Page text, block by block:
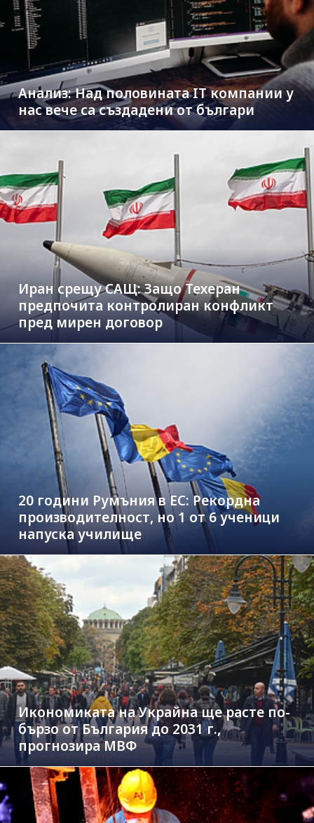
Анализ: Над половината IT компании у
нас вече са създадени от българи
Иран срещу САЩ: Защо Техеран
предпочита контролиран конфликт
пред мирен договор
20 години Румъния в ЕС: Рекордна
производителност, но 1 от 6 ученици
напуска училище
Икономиката на Украйна ще расте по-
бързо от България до 2031 г.,
прогнозира МВФ